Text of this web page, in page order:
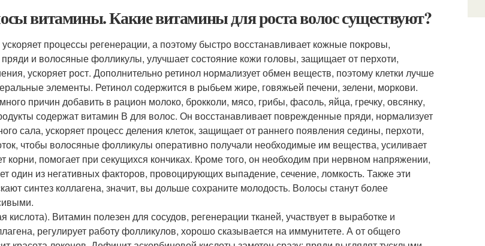
витамины. Какие витамины для роста волос существуют?
процессы регенерации, а поэтому быстро восстанавливает кожные покровы,
и волосяные фолликулы, улучшает состояние кожи головы, защищает от перхоти,
ускоряет рост. Дополнительно ретинол нормализует обмен веществ, поэтому клетки лучше
элементы. Ретинол содержится в рыбьем жире, говяжьей печени, зелени, моркови.
причин добавить в рацион молоко, брокколи, мясо, грибы, фасоль, яйца, гречку, овсянку,
содержат витамин В для волос. Он восстанавливает поврежденные пряди, нормализует
сала, ускоряет процесс деления клеток, защищает от раннего появления седины, перхоти,
чтобы волосяные фолликулы оперативно получали необходимые им вещества, усиливает
корни, помогает при секущихся кончиках. Кроме того, он необходим при нервном напряжении,
один из негативных факторов, провоцирующих выпадение, сечение, ломкость. Также эти
синтез коллагена, значит, вы дольше сохраните молодость. Волосы станут более
кислота). Витамин полезен для сосудов, регенерации тканей, участвует в выработке и
регулирует работу фолликулов, хорошо сказывается на иммунитете. А от общего